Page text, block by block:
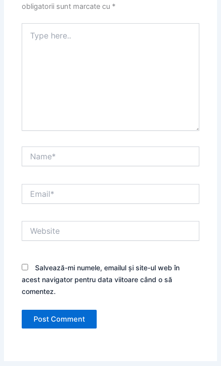
obligatorii sunt marcate cu *
here..
Salvează-mi numele, emailul și site-ul web în
acest navigator pentru data viitoare când o să
comentez.